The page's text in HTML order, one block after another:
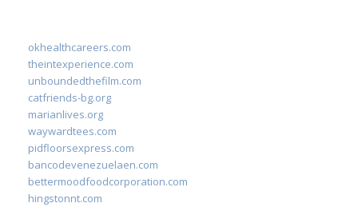
okhealthcareers.com
theintexperience.com
unboundedthefilm.com
catfriends-bg.org
marianlives.org
waywardtees.com
pidfloorsexpress.com
bancodevenezuelaen.com
bettermoodfoodcorporation.com
hingstonnt.com